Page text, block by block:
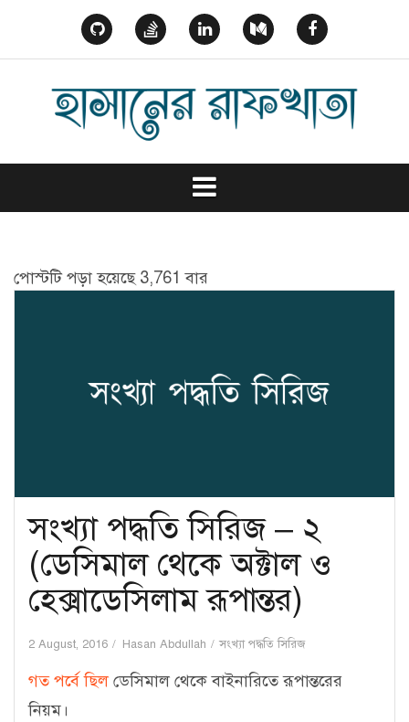
content
পোস্টটি পড়া হয়েছে 3,761 বার
সংখ্যা পদ্ধতি সিরিজ – ২
(ডেসিমাল থেকে অক্টাল ও
হেক্সাডেসিলাম রূপান্তর)
2 August, 2016 Hasan Abdullah সংখ্যা পদ্ধতি সিরিজ
গত পর্বে ছিলডেসিমাল থেকে বাইনারিতে রূপান্তরের
নিয়ম।